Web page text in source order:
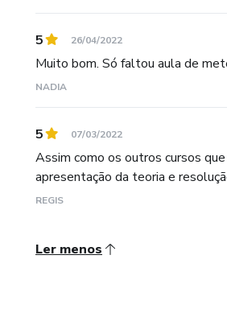
5 26/04/2022
Muito bom. Só faltou aula de
NADIA
5 07/03/2022
Assim como os outros cursos
apresentação da teoria e
REGIS
Ler menos